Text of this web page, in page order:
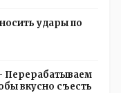
удары по
Перерабатываем
вкусно съесть